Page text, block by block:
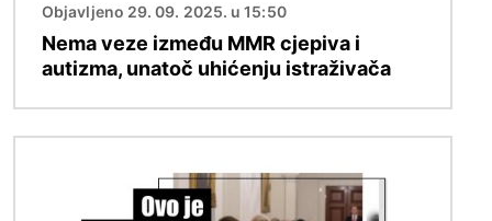
Objavljeno 29. 09. 2025. u 15:50
Nema veze između MMR cjepiva i
autizma, unatoč uhićenju istraživača